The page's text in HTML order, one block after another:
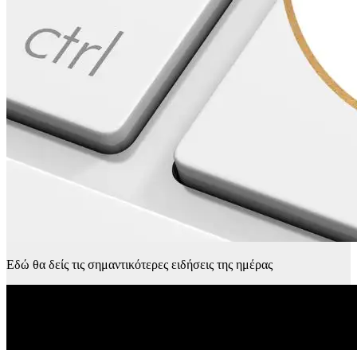
Εδώ θα δείς τις σημαντικότερες ειδήσεις της ημέρας